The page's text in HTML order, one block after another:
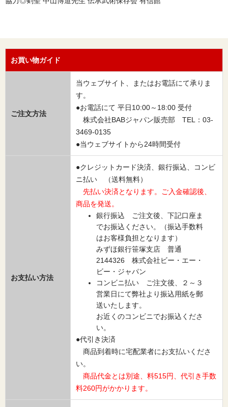
お買い物ガイド
ご注文方法
当ウェブサイト、またはお電話にて承りま
す。
●お電話にて 平日10:00～18:00 受付
株式会社BABジャパン販売部 TEL：03-
3469-0135
●当ウェブサイトから24時間受付
お支払い方法
●クレジットカード決済、銀行振込、コンビ
ニ払い （送料無料）
先払い決済となります。ご入金確認後、
商品を発送。
銀行振込 ご注文後、下記口座ま
でお振込ください。（振込手数料
はお客様負担となります）
みずほ銀行笹塚支店 普通
2144326 株式会社ビー・エー・
ビー・ジャパン
コンビニ払い ご注文後、２～３
営業日にて弊社より振込用紙を郵
送いたします。
お近くのコンビニでお振込くださ
い。
●代引き決済
商品到着時に宅配業者にお支払いくださ
い。
商品代金とは別途、料515円、代引き手数
料260円がかかります。